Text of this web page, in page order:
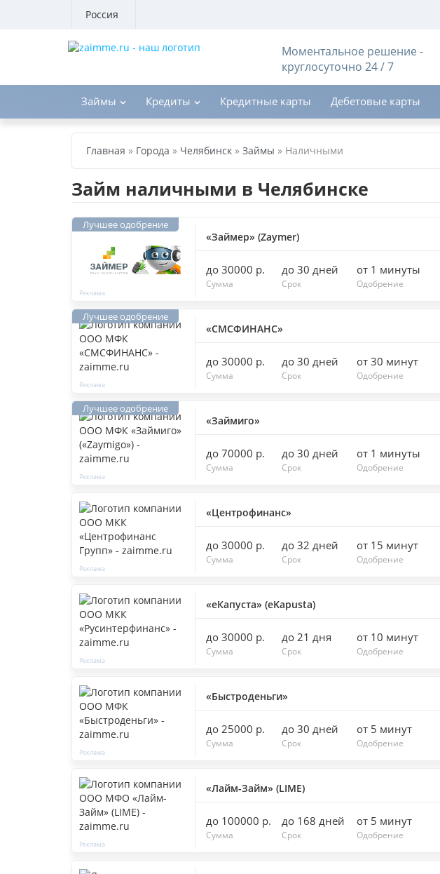
Россия
Моментальное решение -
круглосуточно 24 / 7
Займы Кредиты Кредитные карты Дебетовые карты
Главная » Города » Челябинск » Займы » Наличными
Займ наличными в Челябинске
«Займер» (Zaymer)
до 30000 р.
Сумма
до 30 дней
Срок
от 1 минуты
Одобрение
«СМСФИНАНС»
до 30000 р.
Сумма
до 30 дней
Срок
от 30 минут
Одобрение
«Займиго»
до 70000 р.
Сумма
до 30 дней
Срок
от 1 минуты
Одобрение
«Центрофинанс»
до 30000 р.
Сумма
до 32 дней
Срок
от 15 минут
Одобрение
«еКапуста» (eKapusta)
до 30000 р.
Сумма
до 21 дня
Срок
от 10 минут
Одобрение
«Быстроденьги»
до 25000 р.
Сумма
до 30 дней
Срок
от 5 минут
Одобрение
«Лайм-Займ» (LIME)
до 100000 р.
Сумма
до 168 дней
Срок
от 5 минут
Одобрение